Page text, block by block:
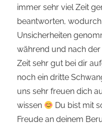
immer sehr viel Zeit
beantworten,
Unsicherheiten
während und nach
Zeit sehr gut bei dir
noch ein dritte
uns sehr freuen dich
wissen
Du bist mit
Freude an deinem